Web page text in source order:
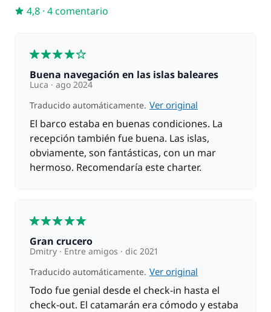
4,8 · 4 comentario
Buena navegación en las islas baleares
Luca
ago 2024
Traducido automáticamente. Ver original
El barco estaba en buenas condiciones. La
recepción también fue buena. Las islas,
obviamente, son fantásticas, con un mar
hermoso. Recomendaría este charter.
Gran crucero
Dmitry Entre amigos
dic 2021
Traducido automáticamente. Ver original
Todo fue genial desde el check-in hasta el
check-out. El catamarán era cómodo y estaba